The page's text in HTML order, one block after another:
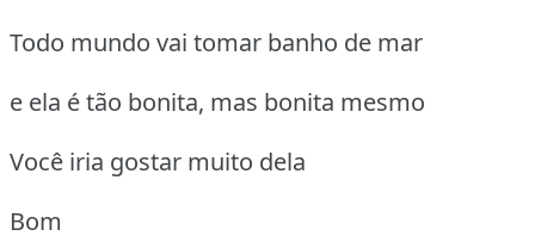
Todo mundo vai tomar banho de mar
e ela é tão bonita, mas bonita mesmo
Você iria gostar muito dela
Bom